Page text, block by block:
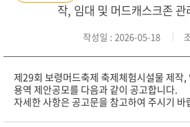
작, 임대 및 머드캐스크존 관
작성일 : 2026-05-18
제29회 보령머드축제 축제체험시설물 제작,
용역 제안공모를 다음과 같이 공고합니다.
자세한 사항은 공고문을 참고하여 주시기 바